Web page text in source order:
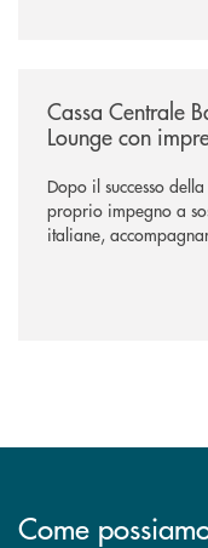
Cassa Centrale
Lounge con
Dopo il successo
proprio impegno a
italiane,
Come